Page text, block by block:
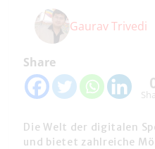
Gaurav Trivedi
Share
Die Welt der digitalen
und bietet zahlreiche